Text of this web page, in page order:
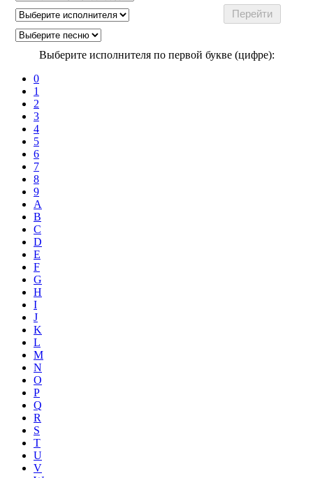
Выберите исполнителя по первой букве (цифре):
0
1
2
3
4
5
6
7
8
9
A
B
C
D
E
F
G
H
I
J
K
L
M
N
O
P
Q
R
S
T
U
V